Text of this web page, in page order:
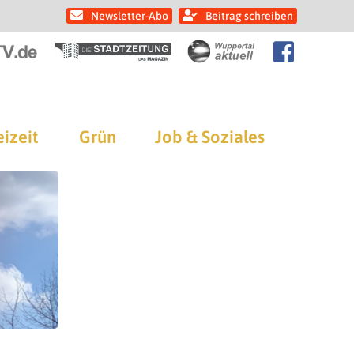
Newsletter-Abo Beitrag schreiben
Grün Job & Soziales